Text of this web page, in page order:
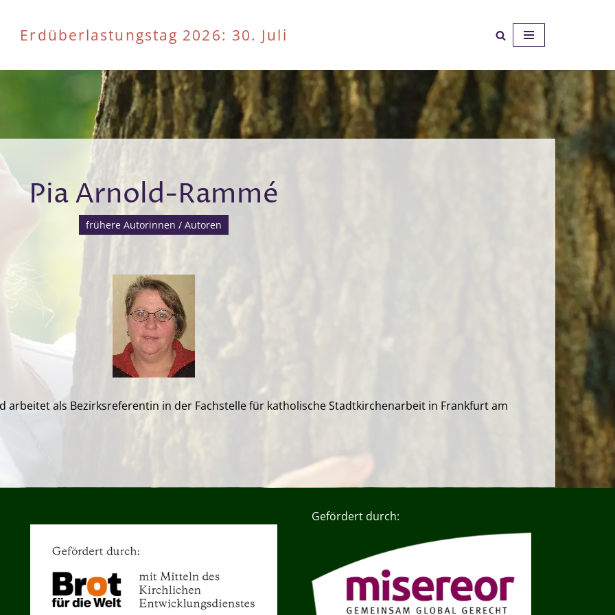
Erdüberlastungstag 2026: 30. Juli
Pia Arnold-Rammé
frühere Autorinnen / Autoren
arbeitet als Bezirksreferentin in der Fachstelle für katholische Stadtkirchenarbeit in Frankfurt am
Gefördert durch: